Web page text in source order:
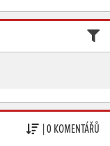
| 0 KOMENTÁŘŮ